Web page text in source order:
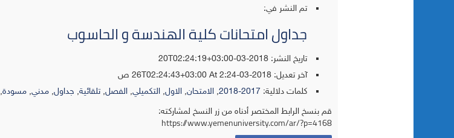
تم النشر في:
جداول امتحانات كلية الهندسة و الحاسوب
تاريخ النشر: 2018-03-20T02:24:19+03:00
آخر تعديل:2018-03-26T02:24:43+03:00
At 2:24 ص
كلمات دلالية:2017-2018
,الامتحان,الاول,التكميلي,الفصل,تلقائية, جداول,مدني,مسودة,
قم بنسخ الرابط المختصر أدناه من زر النسخ لمشاركته:
https://www.yemenuniversity.com/ar/?p=4168